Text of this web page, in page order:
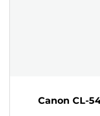
Canon CL-